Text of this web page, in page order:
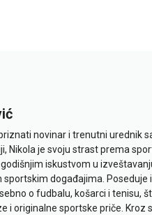
novinar i trenutni urednik
Nikola je svoju strast prema
iskustvom u
sportskim događajima.
o fudbalu, košarci i tenisu,
i originalne sportske priče. Kroz